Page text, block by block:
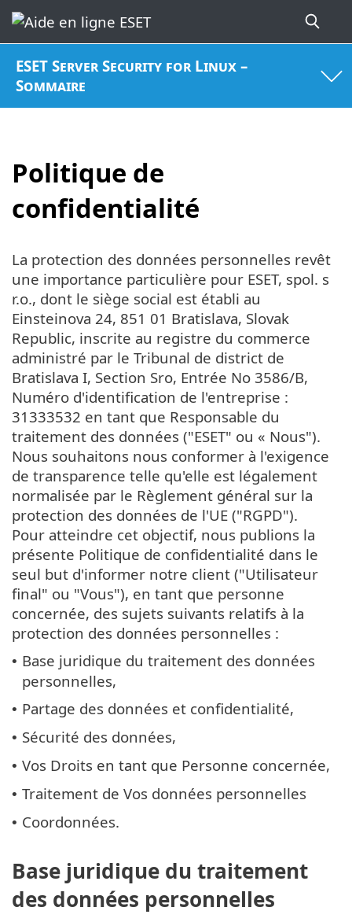
ESET Server Security for Linux –
Sommaire
Politique de
confidentialité
La protection des données personnelles revêt
une importance particulière pour ESET, spol. s
r.o., dont le siège social est établi au
Einsteinova 24, 851 01 Bratislava, Slovak
Republic, inscrite au registre du commerce
administré par le Tribunal de district de
Bratislava I, Section Sro, Entrée No 3586/B,
Numéro d'identification de l'entreprise :
31333532 en tant que Responsable du
traitement des données ("ESET" ou « Nous").
Nous souhaitons nous conformer à l'exigence
de transparence telle qu'elle est légalement
normalisée par le Règlement général sur la
protection des données de l'UE ("RGPD").
Pour atteindre cet objectif, nous publions la
présente Politique de confidentialité dans le
seul but d'informer notre client ("Utilisateur
final" ou "Vous"), en tant que personne
concernée, des sujets suivants relatifs à la
protection des données personnelles :
• Base juridique du traitement des données
personnelles,
• Partage des données et confidentialité,
• Sécurité des données,
• Vos Droits en tant que Personne concernée,
• Traitement de Vos données personnelles
• Coordonnées.
Base juridique du traitement
des données personnelles